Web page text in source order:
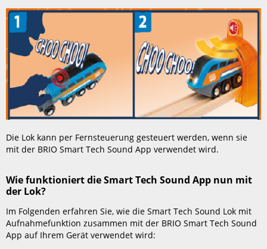
Die Lok kann per Fernsteuerung gesteuert werden, wenn sie
mit der BRIO Smart Tech Sound App verwendet wird.
Wie funktioniert die Smart Tech Sound App nun mit
der Lok?
Im Folgenden erfahren Sie, wie die Smart Tech Sound Lok mit
Aufnahmefunktion zusammen mit der BRIO Smart Tech Sound
App auf Ihrem Gerät verwendet wird: